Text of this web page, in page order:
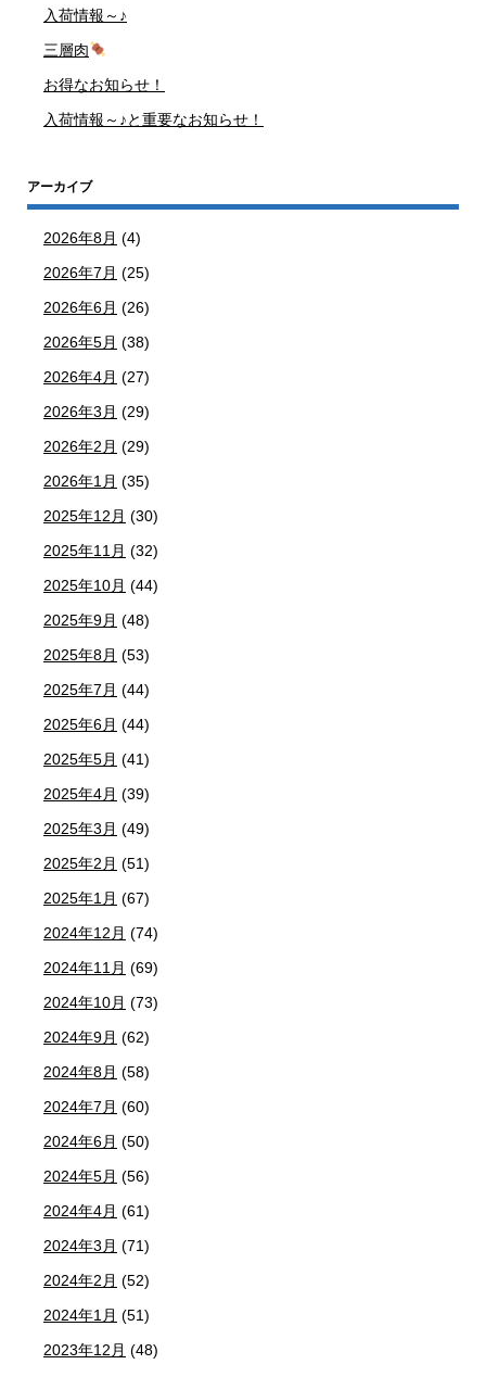
入荷情報～♪
三層肉
お得なお知らせ！
入荷情報～♪と重要なお知らせ！
アーカイブ
2026年8月 (4)
2026年7月 (25)
2026年6月 (26)
2026年5月 (38)
2026年4月 (27)
2026年3月 (29)
2026年2月 (29)
2026年1月 (35)
2025年12月 (30)
2025年11月 (32)
2025年10月 (44)
2025年9月 (48)
2025年8月 (53)
2025年7月 (44)
2025年6月 (44)
2025年5月 (41)
2025年4月 (39)
2025年3月 (49)
2025年2月 (51)
2025年1月 (67)
2024年12月 (74)
2024年11月 (69)
2024年10月 (73)
2024年9月 (62)
2024年8月 (58)
2024年7月 (60)
2024年6月 (50)
2024年5月 (56)
2024年4月 (61)
2024年3月 (71)
2024年2月 (52)
2024年1月 (51)
2023年12月 (48)